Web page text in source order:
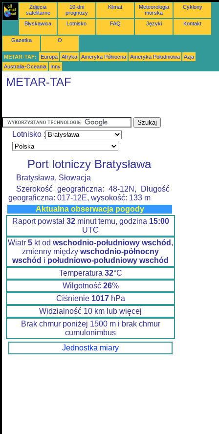
Zdjęcia
satelitarne
10-dni
prognozy
Klimat
Meteorologia
morska
Cyklony
Błyskawica Lotnisko FAQ Języki Kontakt
Gazetka O
METAR-TAF: Europa Afryka Ameryka Północna Ameryka Południowa
Azja
Australia-Oceania
Inny
METAR-TAF
Lotnisko :
Port lotniczy Bratysława
Bratysława, Słowacja
Szerokość geograficzna: 48-12N, Długość
geograficzna: 017-12E, wysokość: 133 m
Aktualna obserwacja pogody
Raport powstał 32minut temu, godzina 15:00
UTC
Wiatr 5 kt od wschodnio-południowy wschód ,
zmienny między wschodnio-północny
wschód i południowo-południowy wschód
Temperatura 32°C
Wilgotność 26%
Ciśnienie 1017hPa
Widzialność 10 km lub więcej
Brak chmur poniżej 1500 m i brak chmur
cumulonimbus
Jednostka miary